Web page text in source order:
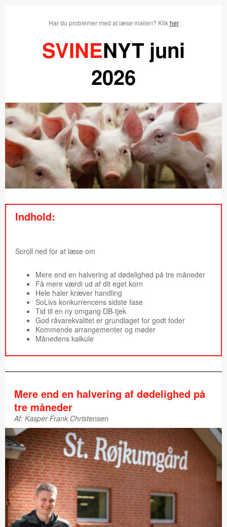
Har du problemer med at læse mailen? Klikher
SVINENYT juni
2026
Indhold:
Scroll ned for at læse om
Mere end en halvering af dødelighed på tre måneder
Få mere værdi ud af dit eget korn
Hele haler kræver handling
SoLivs konkurrencens sidste fase
Tid til en ny omgang DB-tjek
God råvarekvalitet er grundlaget for godt foder
Kommende arrangementer og møder
Månedens kalkule
Mere end en halvering af dødelighed på
tre måneder
Af: Kasper Frank Christensen